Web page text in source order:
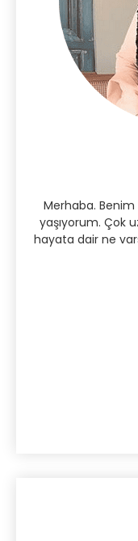
Merhaba.
yaşıyorum. Çok
hayata dair ne